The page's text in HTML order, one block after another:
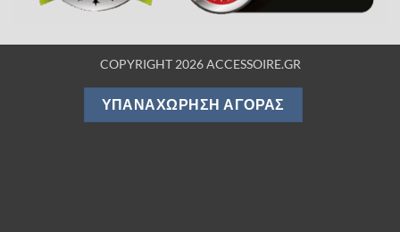
COPYRIGHT 2026 ACCESSOIRE.GR
ΥΠΑΝΑΧΏΡΗΣΗ ΑΓΟΡΆΣ